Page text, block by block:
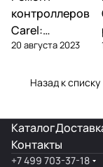
контроллеры
контроллеров
Carel:
диагностика
поломок и
20 августа 2023
Назад к списку
Каталог
Контакты
+7 499 703-37-18